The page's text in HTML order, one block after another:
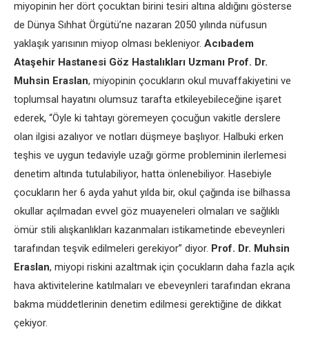
miyopinin her dört çocuktan birini tesiri altına aldığını gösterse
de Dünya Sıhhat Örgütü’ne nazaran 2050 yılında nüfusun
yaklaşık yarısının miyop olması bekleniyor. Acıbadem
Ataşehir Hastanesi Göz Hastalıkları Uzmanı Prof. Dr.
Muhsin Eraslan, miyopinin çocukların okul muvaffakiyetini ve
toplumsal hayatını olumsuz tarafta etkileyebileceğine işaret
ederek, “Öyle ki tahtayı göremeyen çocuğun vakitle derslere
olan ilgisi azalıyor ve notları düşmeye başlıyor. Halbuki erken
teşhis ve uygun tedaviyle uzağı görme probleminin ilerlemesi
denetim altında tutulabiliyor, hatta önlenebiliyor. Hasebiyle
çocukların her 6 ayda yahut yılda bir, okul çağında ise bilhassa
okullar açılmadan evvel göz muayeneleri olmaları ve sağlıklı
ömür stili alışkanlıkları kazanmaları istikametinde ebeveynleri
tarafından teşvik edilmeleri gerekiyor” diyor. Prof. Dr. Muhsin
Eraslan, miyopi riskini azaltmak için çocukların daha fazla açık
hava aktivitelerine katılmaları ve ebeveynleri tarafından ekrana
bakma müddetlerinin denetim edilmesi gerektiğine de dikkat
çekiyor.